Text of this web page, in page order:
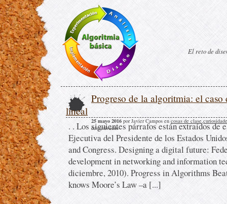
El reto de
Progreso de la algoritmia: el
lineal
25 mayo 2016 por Javier Campos en cosas de clase,
desactivados
. . Los siguientes párrafos están extraídos de
Ejecutiva del Presidente de los Estados
and Congress. Designing a digital future:
development in networking and information
diciembre, 2010). Progress in Algorithms
knows Moore’s Law –a [...]